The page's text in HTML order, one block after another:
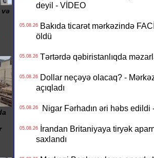
deyil - VİDEO
05.08.26Bakıda ticarət mərkəzində
öldü
05.08.26Tərtərdə qəbiristanlıqda
05.08.26Dollar neçəyə olacaq? -
açıqladı
05.08.26Nigar Fərhadın əri həbs edildi
05.08.26İrandan Britaniyaya tiryək
saxlandı